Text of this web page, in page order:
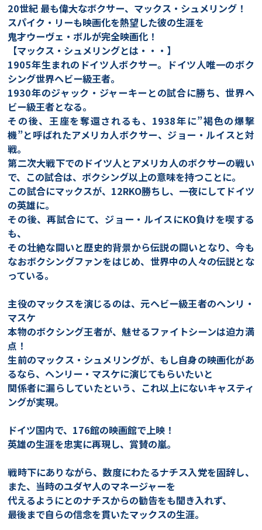
20世紀 最も偉大なボクサー、マックス・シュメリング！
スパイク・リーも映画化を熱望した彼の生涯を
鬼才ウーヴェ・ボルが完全映画化！
【マックス・シュメリングとは・・・】
1905年生まれのドイツ人ボクサー。ドイツ人唯一のボク
シング世界ヘビー級王者。
1930年のジャック・ジャーキーとの試合に勝ち、世界ヘ
ビー級王者となる。
その後、王座を奪還されるも、1938年に”褐色の爆撃
機”と呼ばれたアメリカ人ボクサー、ジョー・ルイスと対
戦。
第二次大戦下でのドイツ人とアメリカ人のボクサーの戦い
で、この試合は、ボクシング以上の意味を持つことに。
この試合にマックスが、12RKO勝ちし、一夜にしてドイツ
の英雄に。
その後、再試合にて、ジョー・ルイスにKO負けを喫する
も、
その壮絶な闘いと歴史的背景から伝説の闘いとなり、今も
なおボクシングファンをはじめ、世界中の人々の伝説とな
っている。
主役のマックスを演じるのは、元ヘビー級王者のヘンリ・
マスケ
本物のボクシング王者が、魅せるファイトシーンは迫力満
点！
生前のマックス・シュメリングが、もし自身の映画化があ
るなら、ヘンリー・マスケに演じてもらいたいと
関係者に漏らしていたという、これ以上にないキャスティ
ングが実現。
ドイツ国内で、176館の映画館で上映！
英雄の生涯を忠実に再現し、賞賛の嵐。
戦時下にありながら、数度にわたるナチス入党を固辞し、
また、当時のユダヤ人のマネージャーを
代えるようにとのナチスからの勧告をも聞き入れず、
最後まで自らの信念を貫いたマックスの生涯。